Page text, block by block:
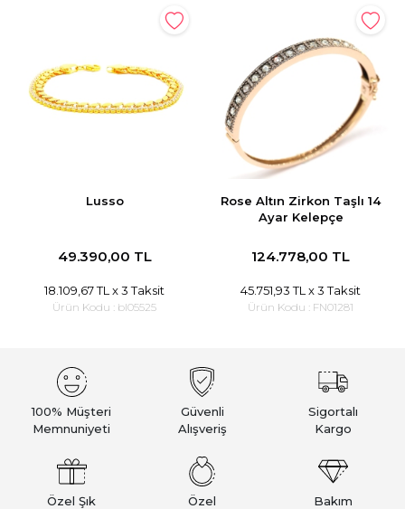
Lusso
49.390,00 TL
18.109,67 TL x 3 Taksit
Ürün Kodu : bl05525
Rose Altın Zirkon Taşlı 14
Ayar Kelepçe
124.778,00 TL
45.751,93 TL x 3 Taksit
Ürün Kodu : FN01281
100% Müşteri
Memnuniyeti
Güvenli
Alışveriş
Sigortalı
Kargo
Özel Şık
Özel
Bakım